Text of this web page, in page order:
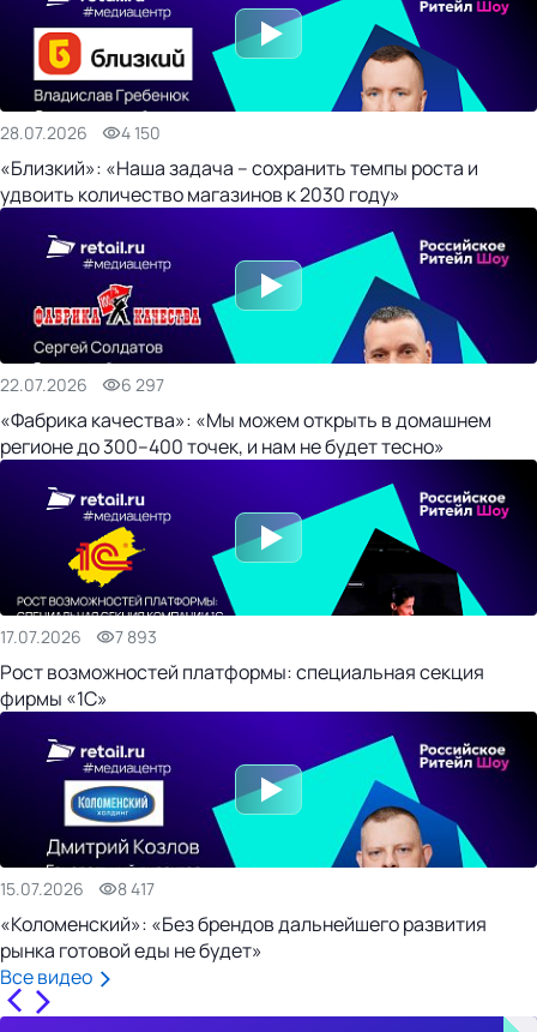
28.07.2026 4 150
«Близкий»: «Наша задача – сохранить темпы роста и
удвоить количество магазинов к 2030 году»
22.07.2026 6 297
«Фабрика качества»: «Мы можем открыть в домашнем
регионе до 300–400 точек, и нам не будет тесно»
17.07.2026 7 893
Рост возможностей платформы: специальная секция
фирмы «1С»
15.07.2026 8 417
«Коломенский»: «Без брендов дальнейшего развития
рынка готовой еды не будет»
Все видео